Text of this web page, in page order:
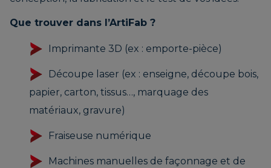
Que trouver dans l’ArtiFab ?
Imprimante 3D (ex : emporte-pièce)
Découpe laser (ex : enseigne, découpe bois,
papier, carton, tissus…, marquage des
matériaux, gravure)
Fraiseuse numérique
Machines manuelles de façonnage et de